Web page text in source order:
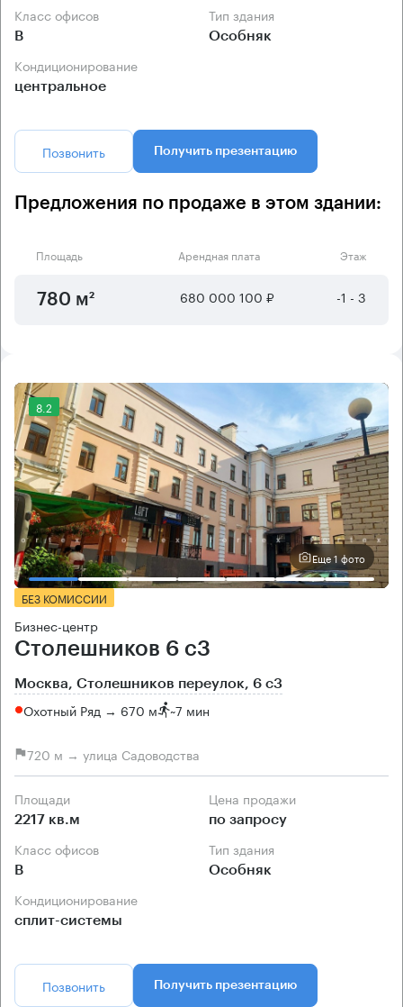
Класс офисов
B
Тип здания
Особняк
Кондиционирование
центральное
Позвонить Получить презентацию
Предложения по продаже в этом здании:
Площадь Арендная плата Этаж
780 м² 680 000 100 ₽ -1 - 3
8.2
Еще 1 фото
БЕЗ КОМИССИИ
Бизнес-центр
Столешников 6 с3
Москва, Столешников переулок, 6 с3
Охотный Ряд → 670 м ~7 мин
720 м → улица Садоводства
Площади
2217 кв.м
Цена продажи
по запросу
Класс офисов
B
Тип здания
Особняк
Кондиционирование
сплит-системы
Позвонить Получить презентацию